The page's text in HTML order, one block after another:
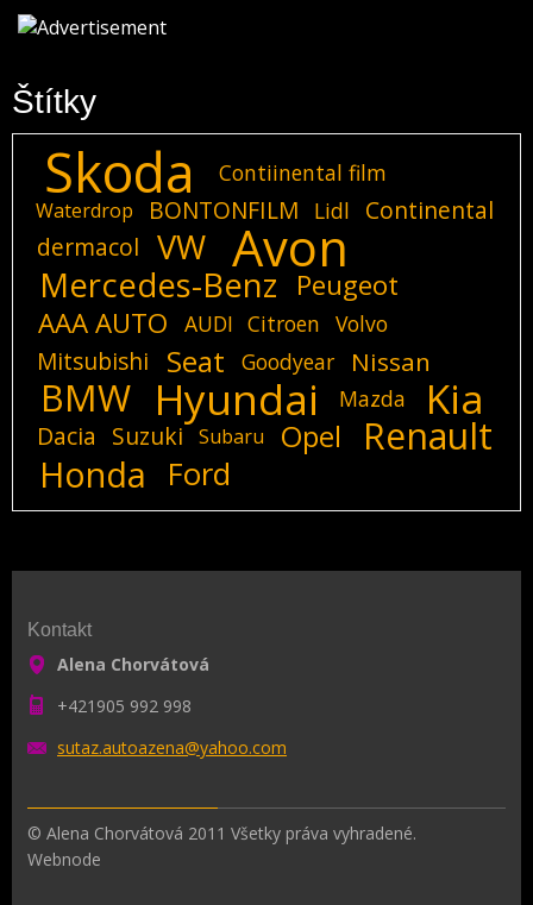
Štítky
Skoda Contiinental film
Waterdrop BONTONFILM Lidl
Continental
dermacol
VW Avon
Mercedes-Benz
Peugeot
AAA AUTO
AUDI Citroen Volvo
Mitsubishi Seat Goodyear Nissan
BMW Hyundai Mazda Kia
Dacia Suzuki Subaru Opel Renault
Honda Ford
Kontakt
Alena Chorvátová
+421905 992 998
sutaz.autoazena@yahoo.com
© Alena Chorvátová 2011 Všetky práva vyhradené.
Webnode